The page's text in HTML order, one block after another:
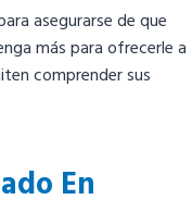
asegurarse de que
más para ofrecerle a
comprender sus
En